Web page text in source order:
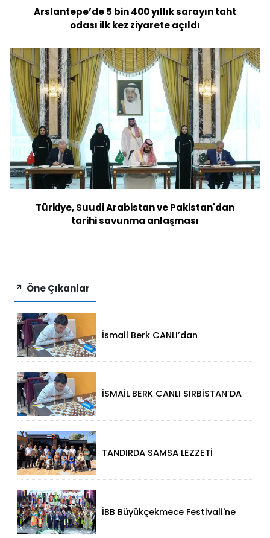
Arslantepe’de 5 bin 400 yıllık sarayın taht
odası ilk kez ziyarete açıldı
Türkiye, Suudi Arabistan ve Pakistan'dan
tarihi savunma anlaşması
Öne Çıkanlar
İsmail Berk CANLI’dan
İSMAİL BERK CANLI SIRBİSTAN’DA
TANDIRDA SAMSA LEZZETİ
İBB Büyükçekmece Festivali'ne